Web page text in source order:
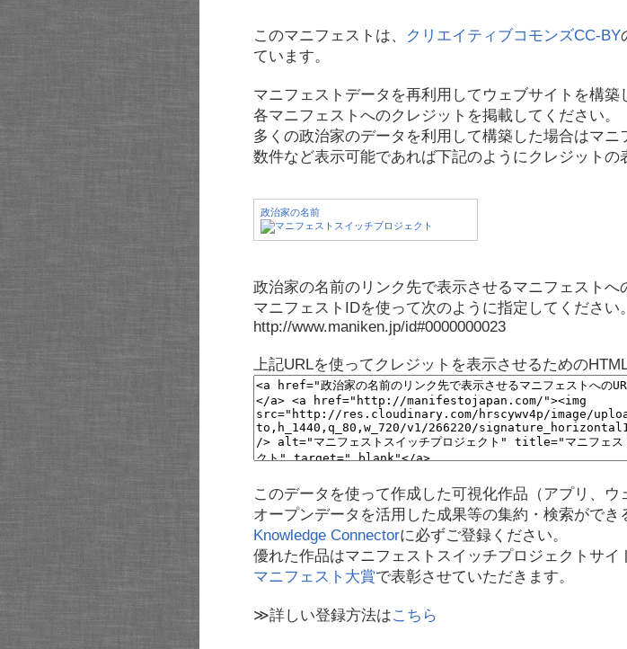
このマニフェストは、 クリエイティブコモンズCC-BY
ています。
マニフェストデータを再利用してウェブサイトを構築
各マニフェストへのクレジットを掲載してください。
多くの政治家のデータを利用して構築した場合はマニ
数件など表示可能であれば下記のようにクレジットの
政治家の名前
政治家の名前のリンク先で表示させるマニフェストへ
マニフェストIDを使って次のように指定してください。
http://www.maniken.jp/id#0000000023
上記URLを使ってクレジットを表示させるための
このデータを使って作成した可視化作品（アプリ、ウ
オープンデータを活用した成果等の集約・検索ができ
Knowledge Connectorに必ずご登録ください。
優れた作品はマニフェストスイッチプロジェクトサイ
マニフェスト大賞で表彰させていただきます。
≫詳しい登録方法はこちら